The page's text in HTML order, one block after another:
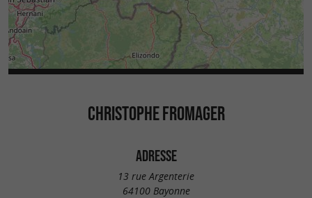
CHRISTOPHE FROMAGER
ADRESSE
13 rue Argenterie
64100 Bayonne